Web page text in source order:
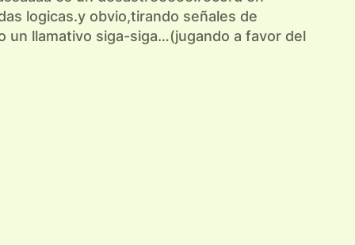
logicas.y obvio,tirando señales de
un llamativo siga-siga…(jugando a favor del